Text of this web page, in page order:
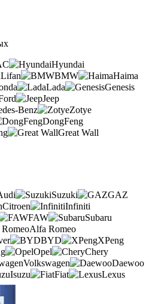
Hyundai
Lifan BMW
Haima
Lada
Genesis
Jeep
Benz
Zotye
DongFeng
Great Wall
Suzuki
GAZ
Citroen
Infiniti
FAW
Subaru
Alfa Romeo
BYD
XPeng
Opel
Chery
Volkswagen
Daewoo
Isuzu Fiat Lexus